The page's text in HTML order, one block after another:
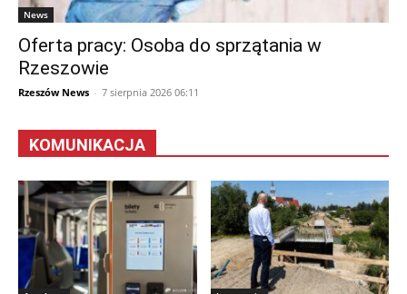
News
Oferta pracy: Osoba do sprzątania w
Rzeszowie
Rzeszów News - 7 sierpnia 2026 06:11
KOMUNIKACJA